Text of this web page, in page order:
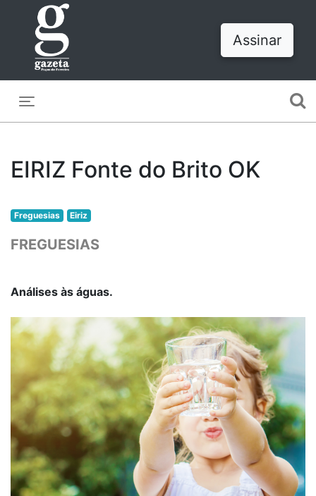
Assinar
EIRIZ Fonte do Brito OK
Freguesias Eiriz
FREGUESIAS
Análises às águas.